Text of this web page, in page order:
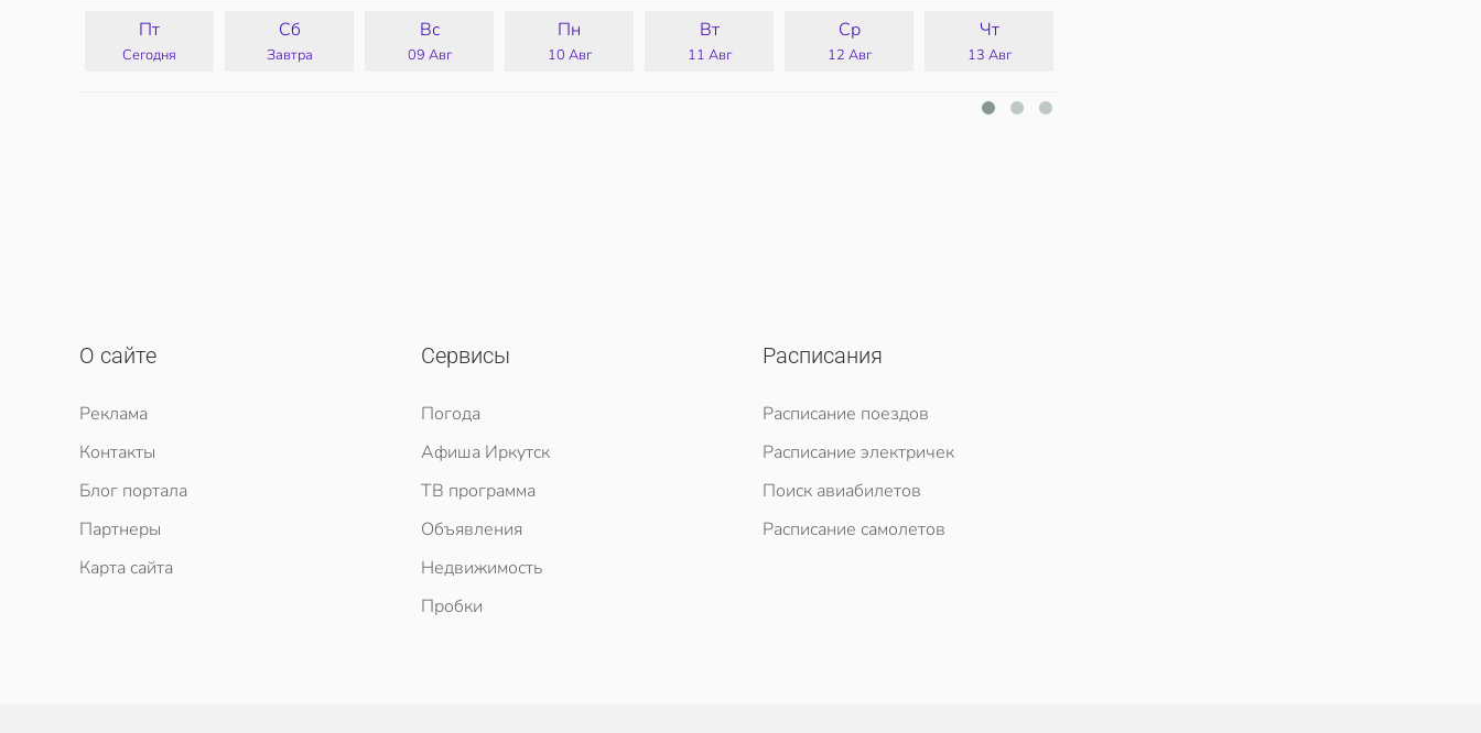
Пт
Сегодня
Сб
Завтра
Вс
09 Авг
Пн
10 Авг
Вт
11 Авг
Ср
12 Авг
Чт
13 Авг
О сайте
Реклама
Контакты
Блог портала
Партнеры
Карта сайта
Сервисы
Погода
Афиша Иркутск
ТВ программа
Объявления
Недвижимость
Пробки
Расписания
Расписание поездов
Расписание электричек
Поиск авиабилетов
Расписание самолетов